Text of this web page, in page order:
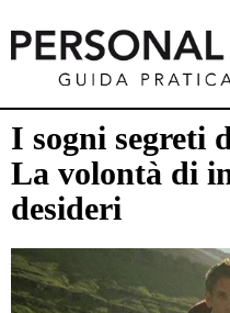
I sogni segreti
La volontà di
desideri